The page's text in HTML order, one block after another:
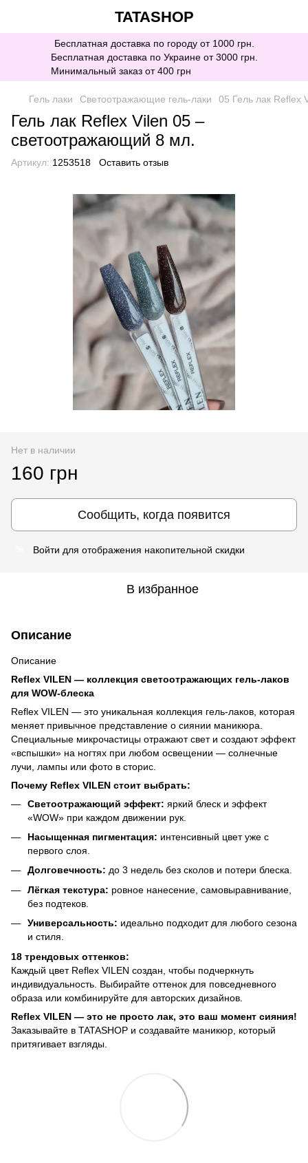
TATASHOP
Бесплатная доставка по городу от 1000 грн.
Бесплатная доставка по Украине от 3000 грн.
Минимальный заказ от 400 грн
Гель лаки Светоотражающие гель-лаки 05 Гель лак Reflex
Гель лак Reflex Vilen 05 –
светоотражающий 8 мл.
Артикул: 1253518 Оставить отзыв
Нет в наличии
160 грн
Сообщить, когда появится
Войти для отображения накопительной скидки
В избранное
Описание
Описание
Reflex VILEN — коллекция светоотражающих гель-лаков
для WOW-блеска
Reflex VILEN — это уникальная коллекция гель-лаков, которая
меняет привычное представление о сиянии маникюра.
Специальные микрочастицы отражают свет и создают эффект
«вспышки» на ногтях при любом освещении — солнечные
лучи, лампы или фото в сторис.
Почему Reflex VILEN стоит выбрать:
Светоотражающий эффект: яркий блеск и эффект
«WOW» при каждом движении рук.
Насыщенная пигментация: интенсивный цвет уже с
первого слоя.
Долговечность: до 3 недель без сколов и потери блеска.
Лёгкая текстура: ровное нанесение, самовыравнивание,
без подтеков.
Универсальность: идеально подходит для любого сезона
и стиля.
18 трендовых оттенков:
Каждый цвет Reflex VILEN создан, чтобы подчеркнуть
индивидуальность. Выбирайте оттенок для повседневного
образа или комбинируйте для авторских дизайнов.
Reflex VILEN — это не просто лак, это ваш момент сияния!
Заказывайте в TATASHOP и создавайте маникюр, который
притягивает взгляды.